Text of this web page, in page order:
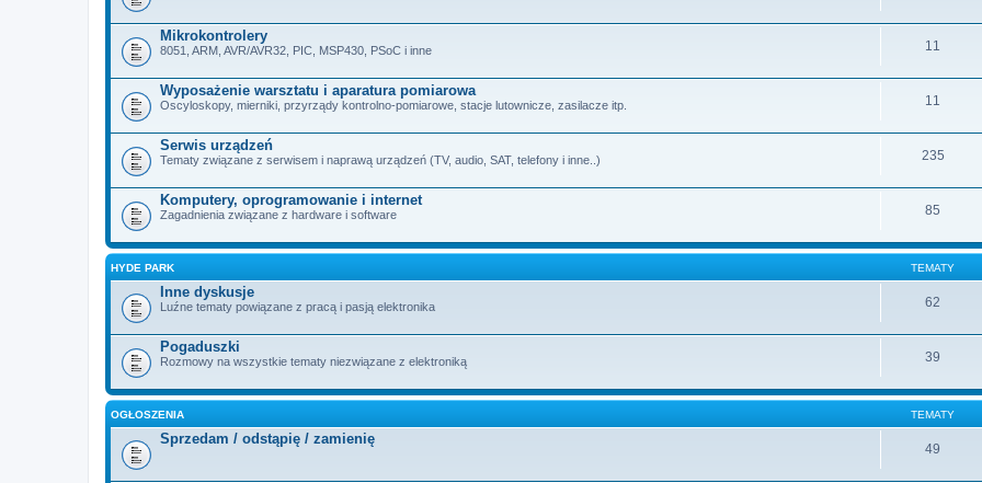
Mikrokontrolery
8051, ARM, AVR/AVR32, PIC, MSP430, PSoC i inne 11
Wyposażenie warsztatu i aparatura pomiarowa
Oscyloskopy, mierniki, przyrządy kontrolno-pomiarowe, stacje lutownicze, zasilacze itp. 11
Serwis urządzeń
Tematy związane z serwisem i naprawą urządzeń (TV, audio, SAT, telefony i inne..) 235
Komputery, oprogramowanie i internet
Zagadnienia związane z hardware i software 85
HYDE PARK TEMATY
Inne dyskusje
Luźne tematy powiązane z pracą i pasją elektronika 62
Pogaduszki
Rozmowy na wszystkie tematy niezwiązane z elektroniką 39
OGŁOSZENIA TEMATY
Sprzedam / odstąpię / zamienię
49